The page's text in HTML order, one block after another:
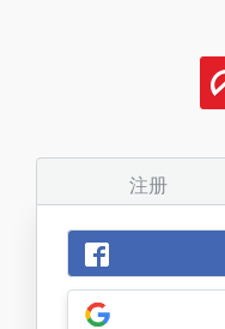
注册